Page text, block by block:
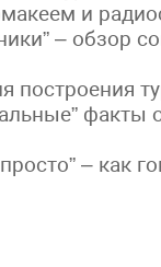
и
– обзор
построения
факты
– как